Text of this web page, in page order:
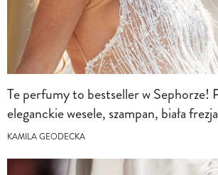
Te perfumy to bestseller w Sephorze!
eleganckie wesele, szampan, biała
KAMILA GEODECKA